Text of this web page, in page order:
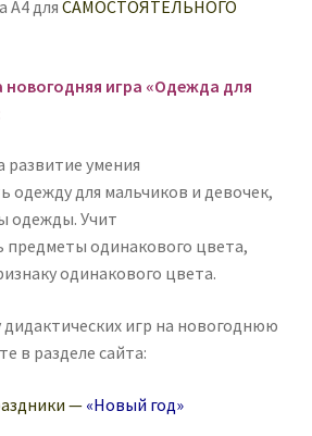
А4 для САМОСТОЯТЕЛЬНОГО
новогодняя игра «Одежда для
развитие умения
для мальчиков и девочек,
одежды. Учит
предметы одинакового цвета,
одинакового цвета.
игр на новогоднюю
в разделе сайта:
— «Новый год»